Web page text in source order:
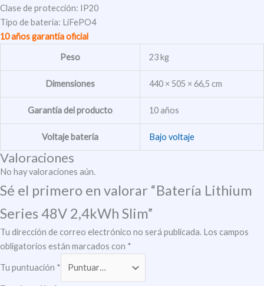
Clase de protección: IP20
Tipo de batería: LiFePO4
10 años garantía oficial
Peso 23 kg
Dimensiones 440 × 505 × 66,5 cm
Garantía del producto 10 años
Voltaje batería Bajo voltaje
Valoraciones
No hay valoraciones aún.
Sé el primero en valorar “Batería Lithium
Series 48V 2,4kWh Slim”
Tu dirección de correo electrónico no será publicada. Los campos
obligatorios están marcados con *
Tu puntuación *